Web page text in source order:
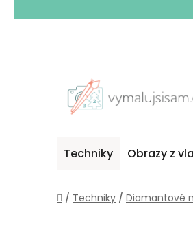
Techniky Obrazy z
Domů
/ Techniky / Diamantové